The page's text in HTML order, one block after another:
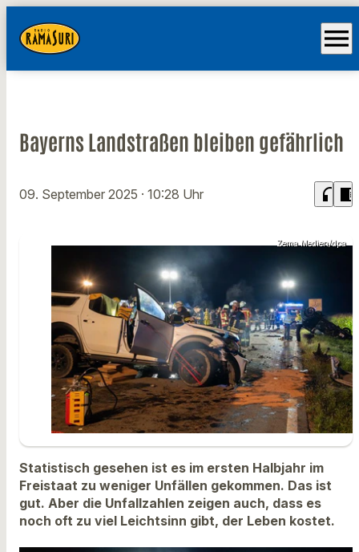
menu
Bayerns Landstraßen bleiben gefährlich
09. September 2025 · 10:28 Uhr headphones chrome_reader_mode
Zema Medien/dpa
Statistisch gesehen ist es im ersten Halbjahr im
Freistaat zu weniger Unfällen gekommen. Das ist
gut. Aber die Unfallzahlen zeigen auch, dass es
noch oft zu viel Leichtsinn gibt, der Leben kostet.